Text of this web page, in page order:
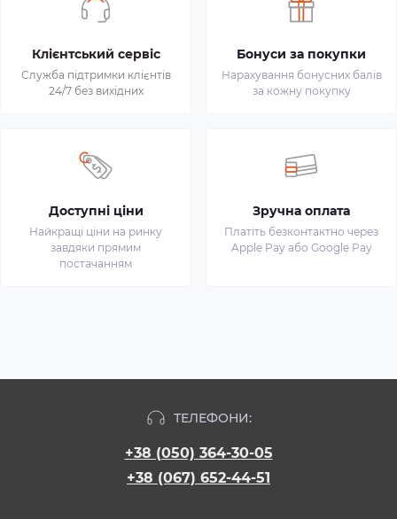
Клієнтський сервіс
Служба підтримки клієнтів
24/7 без вихідних
Бонуси за покупки
Нарахування бонусних балів
за кожну покупку
Доступні ціни
Найкращі ціни на ринку
завдяки прямим
постачанням
Зручна оплата
Платіть безконтактно через
Apple Pay або Google Pay
ТЕЛЕФОНИ:
+38 (050) 364-30-05
+38 (067) 652-44-51